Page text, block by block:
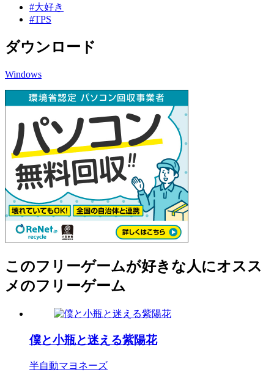
#大好き
#TPS
ダウンロード
Windows
このフリーゲームが好きな人にオスス
メのフリーゲーム
僕と小瓶と迷える紫陽花
半自動マヨネーズ